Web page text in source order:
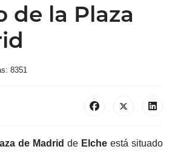
de la Plaza
8351
de Madrid de Elche está situado